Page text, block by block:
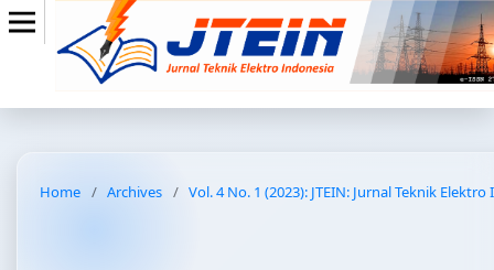
Home / Archives / Vol. 4 No. 1 (2023): JTEIN: Jurnal Teknik